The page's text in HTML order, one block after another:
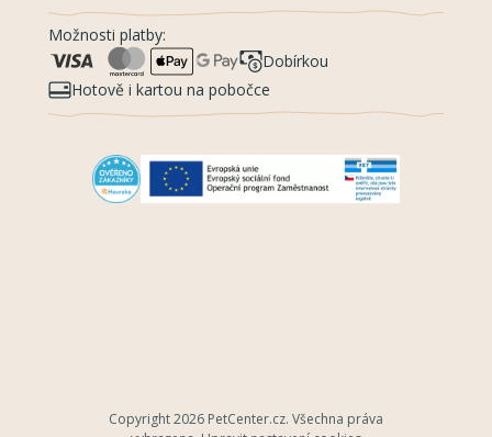
Možnosti platby:
Dobírkou
Hotově i kartou na pobočce
Copyright 2026 PetCenter.cz. Všechna práva